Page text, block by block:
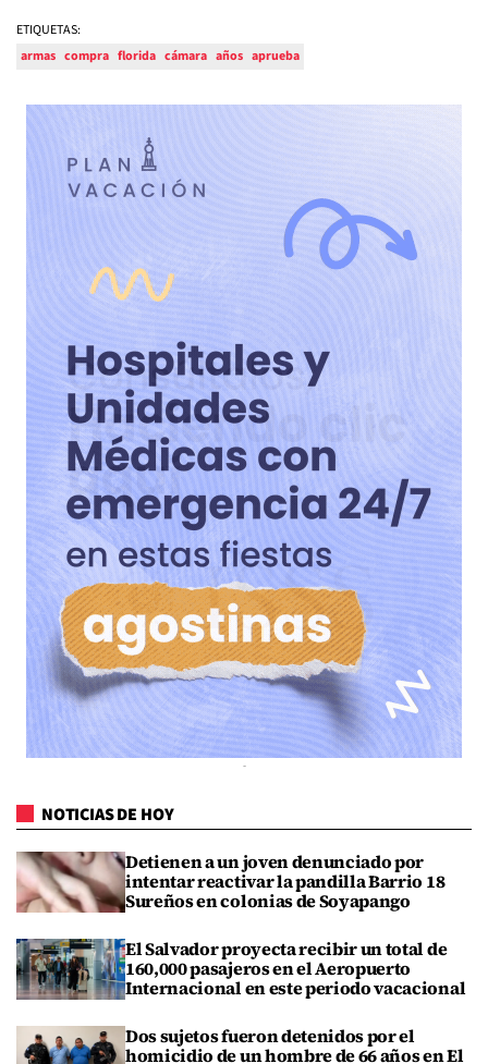
ETIQUETAS:
armas compra florida cámara años aprueba
NOTICIAS DE HOY
Detienen a un joven denunciado por
intentar reactivar la pandilla Barrio 18
Sureños en colonias de Soyapango
El Salvador proyecta recibir un total de
160,000 pasajeros en el Aeropuerto
Internacional en este periodo vacacional
Dos sujetos fueron detenidos por el
homicidio de un hombre de 66 años en El